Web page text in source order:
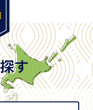
し、氏名、住所、生
た新型パスポートに
）」が存在しないた
人確認書類として認
いため）。補助書類
す